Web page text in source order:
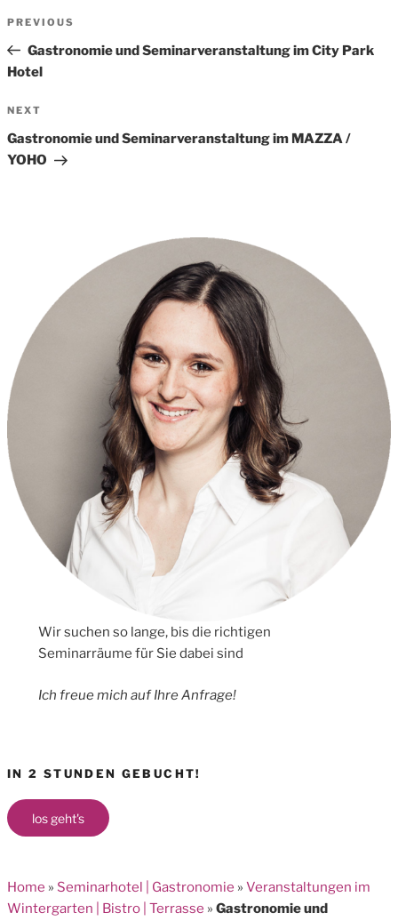
Previous
Post
PREVIOUS
Gastronomie und Seminarveranstaltung im City Park
Hotel
Next
Post
NEXT
Gastronomie und Seminarveranstaltung im MAZZA /
YOHO
Wir suchen so lange, bis die richtigen
Seminarräume für Sie dabei sind
Ich freue mich auf Ihre Anfrage!
IN 2 STUNDEN GEBUCHT!
los geht's
Home » Seminarhotel | Gastronomie » Veranstaltungen im
Wintergarten | Bistro | Terrasse » Gastronomie und